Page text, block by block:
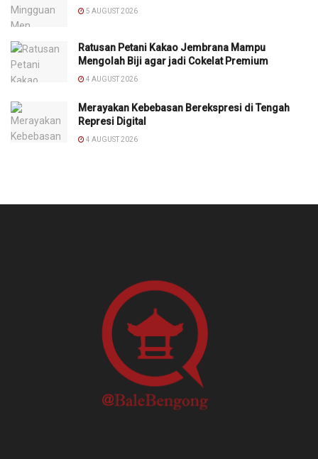
5 AUGUST 2026
Ratusan Petani Kakao Jembrana Mampu
Mengolah Biji agar jadi Cokelat Premium
4 AUGUST 2026
Merayakan Kebebasan Berekspresi di Tengah
Represi Digital
4 AUGUST 2026